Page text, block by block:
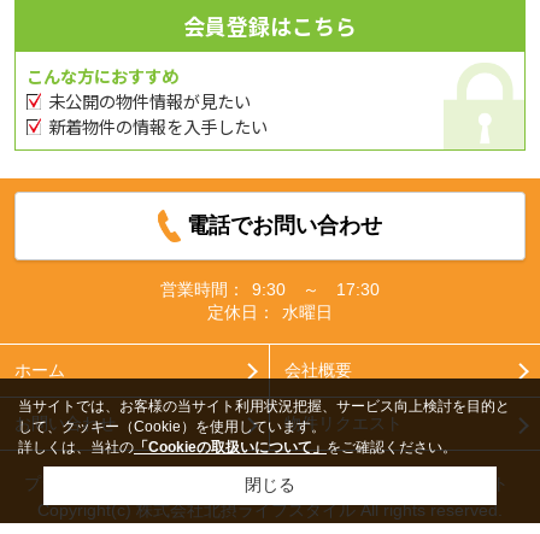
会員登録はこちら
こんな方におすすめ
未公開の物件情報が見たい
新着物件の情報を入手したい
電話でお問い合わせ
営業時間：
9:30 ～ 17:30
定休日：
水曜日
ホーム 会社概要
お問い合わせ 物件リクエスト
プライバシーポリシー 利用規約
PCサイト
Copyright(c) 株式会社北摂ライフスタイル All rights reserved.
当サイトでは、お客様の当サイト利用状況把握、サービス向上検討を目的と
して、クッキー（Cookie）を使用しています。
詳しくは、当社の「Cookieの取扱いについて」をご確認ください。
閉じる